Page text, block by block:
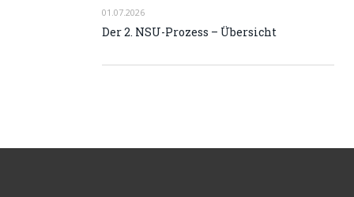
01.07.2026
Der 2. NSU-Prozess – Übersicht